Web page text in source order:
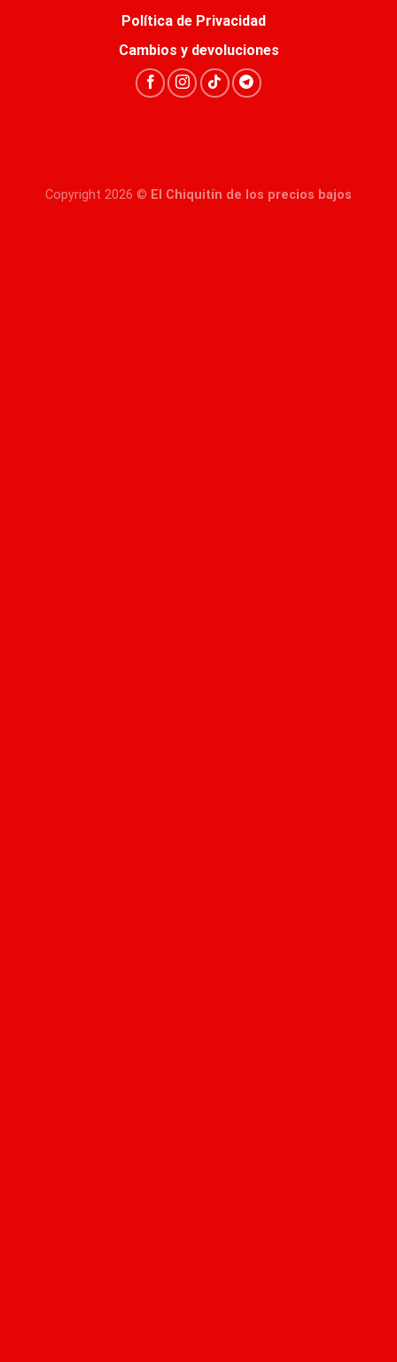
Política de Privacidad
Cambios y devoluciones
Copyright 2026 © El Chiquitín de los precios bajos